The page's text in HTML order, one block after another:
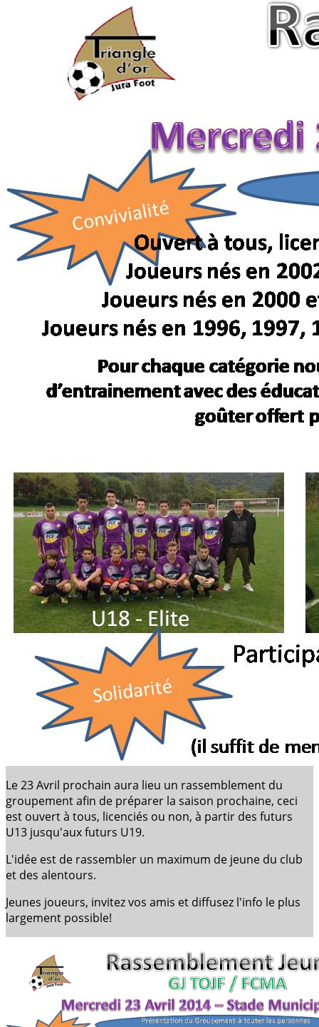
Le 23 Avril prochain aura lieu un rassemblement du
groupement afin de préparer la saison prochaine, ceci
est ouvert à tous, licenciés ou non, à partir des futurs
U13 jusqu'aux futurs U19.
L'idée est de rassembler un maximum de jeune du club
et des alentours.
Jeunes joueurs, invitez vos amis et diffusez l'info le plus
largement possible!